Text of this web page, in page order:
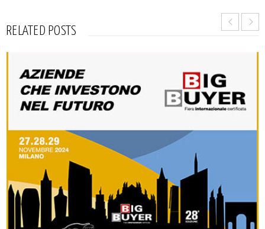
RELATED POSTS